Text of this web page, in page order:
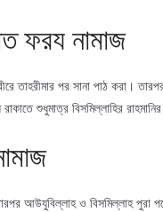
ফরয নামাজ
তাহরীমার পর সানা পাঠ করা।
শুধুমাত্র বিসমিল্লাহির
আউযুবিল্লাহ ও বিসমিল্লাহ পুরা